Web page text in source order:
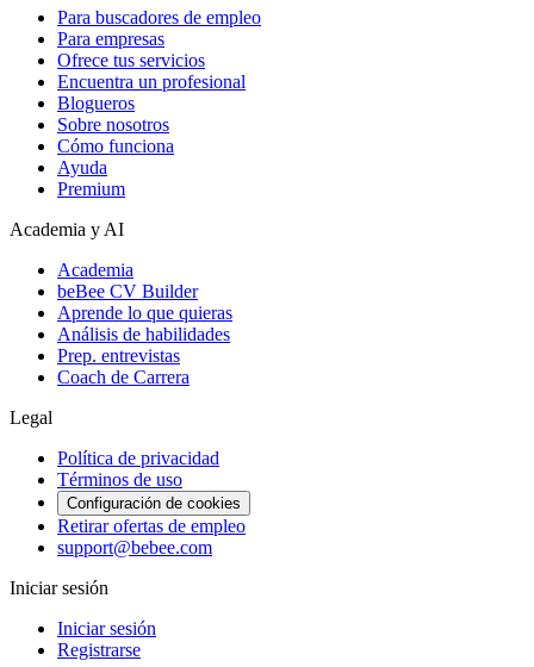
Para buscadores de empleo
Para empresas
Ofrece tus servicios
Encuentra un profesional
Blogueros
Sobre nosotros
Cómo funciona
Ayuda
Premium
Academia y AI
Academia
beBee CV Builder
Aprende lo que quieras
Análisis de habilidades
Prep. entrevistas
Coach de Carrera
Legal
Política de privacidad
Términos de uso
Configuración de cookies
Retirar ofertas de empleo
support@bebee.com
Iniciar sesión
Iniciar sesión
Registrarse